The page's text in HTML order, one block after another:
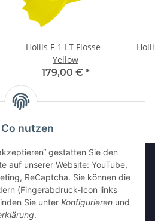
nutzen
gestatten Sie den
auf unserer Website: YouTube,
ReCaptcha. Sie können die
(Fingerabdruck-Icon links
Sie unter Konfigurieren und
.
Hollis F-1 LT Flosse -
Yellow
179,00 € *